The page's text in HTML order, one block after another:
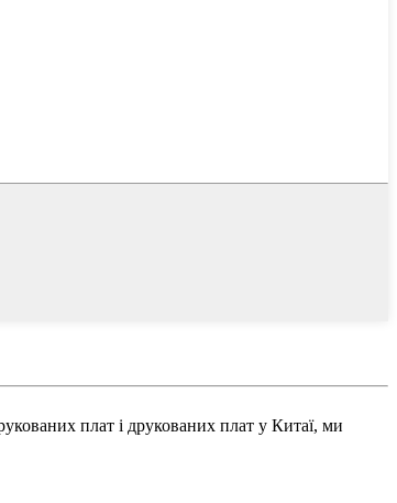
плат і друкованих плат у Китаї, ми